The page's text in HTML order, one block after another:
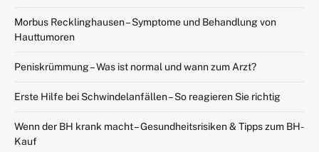
Morbus Recklinghausen – Symptome und Behandlung von
Hauttumoren
Peniskrümmung – Was ist normal und wann zum Arzt?
Erste Hilfe bei Schwindelanfällen – So reagieren Sie richtig
Wenn der BH krank macht – Gesundheitsrisiken & Tipps zum BH-
Kauf